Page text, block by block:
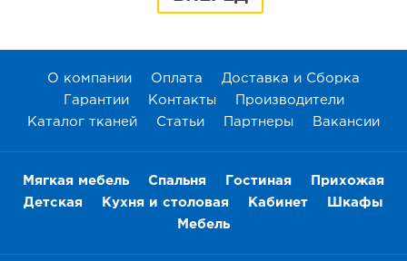
О компании Оплата
Доставка и Сборка
Гарантии
Контакты
Производители
Каталог тканей
Статьи Партнеры Вакансии
Мягкая мебель Спальня Гостиная
Прихожая
Детская
Кухня и столовая Кабинет
Шкафы
Мебель